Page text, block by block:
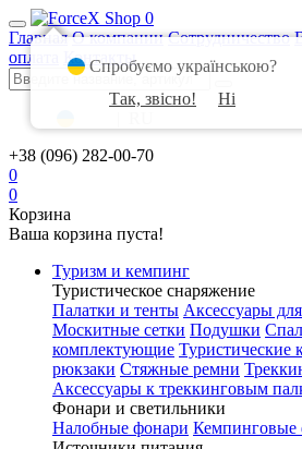
0
Главная О компании Сотрудничество
оплата
Контакты
+38 (096) 282-00-70
0
0
Корзина
Ваша корзина пуста!
Туризм и кемпинг
Туристическое снаряжение
Палатки и тенты Аксессуары
Москитные сетки Подушки
комплектующие Туристические
рюкзаки Стяжные ремни
Аксессуары к треккинговым
Фонари и светильники
Налобные фонари Кемпинговые
Спробуємо українською?
Так, звісно!
Ні